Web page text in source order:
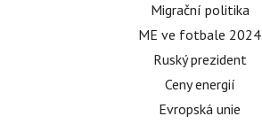
Migrační politika
ME ve fotbale 2024
Ruský prezident
Ceny energií
Evropská unie